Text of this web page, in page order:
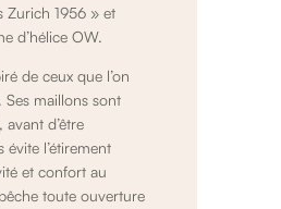
Zurich 1956 » et
d’hélice OW.
de ceux que l’on
maillons sont
d’être
l’étirement
et confort au
toute ouverture